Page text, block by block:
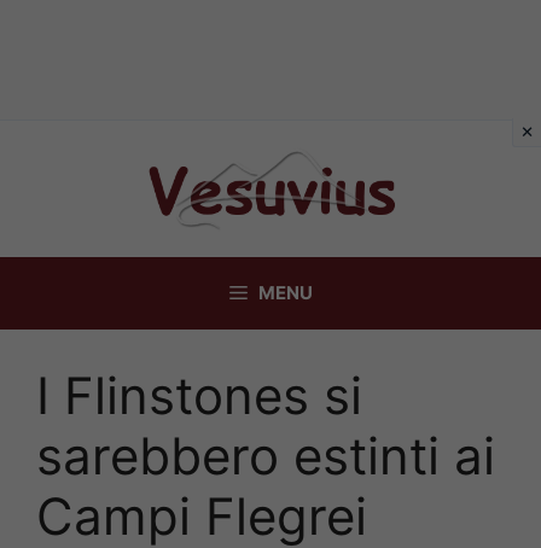
MENU
I Flinstones si
sarebbero estinti ai
Campi Flegrei